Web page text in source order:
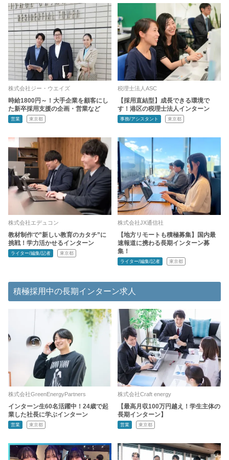
株式会社ジー・ウエイズ
時給1800円～！大手企業を顧客にし
た新卒採用支援の企画・営業など
営業 東京都
税理士法人ASC
【採用直結型】成長できる環境で
す！港区の税理士法人インターン
事務/アシスタント 東京都
株式会社エデュコン
教材制作で”新しい教育のカタチ”に
挑戦！学力活かせるインターン
ライター/編集/記者 東京都
株式会社JX通信社
【地方リモートも積極募集】国内最
速報道に携わる長期インターン募
集！
ライター/編集/記者 東京都
積極採用中の長期インターン求人
株式会社GreenEnergyPartners
インターン生60名活躍中！24歳で起
業した社長に学ぶインターン
営業 東京都
株式会社Craft energy
【最高月収100万円越え！学生主体の
長期インターン】
営業 東京都